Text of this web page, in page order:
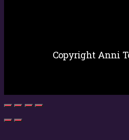
Copyright Anni